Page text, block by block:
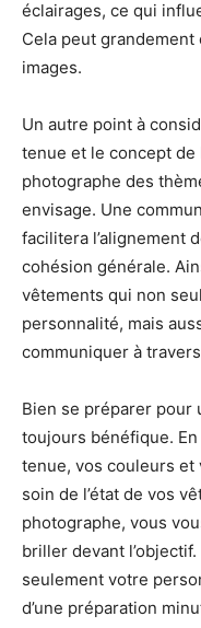
éclairages, ce qui
Cela peut
images.
Un autre point à
tenue et le concept de
photographe des
envisage. Une
facilitera l’alignement
cohésion générale.
vêtements qui non
personnalité, mais
communiquer à
Bien se préparer
toujours bénéfique.
tenue, vos couleurs et
soin de l’état de vos
photographe, vous
briller devant
seulement votre
d’une préparation